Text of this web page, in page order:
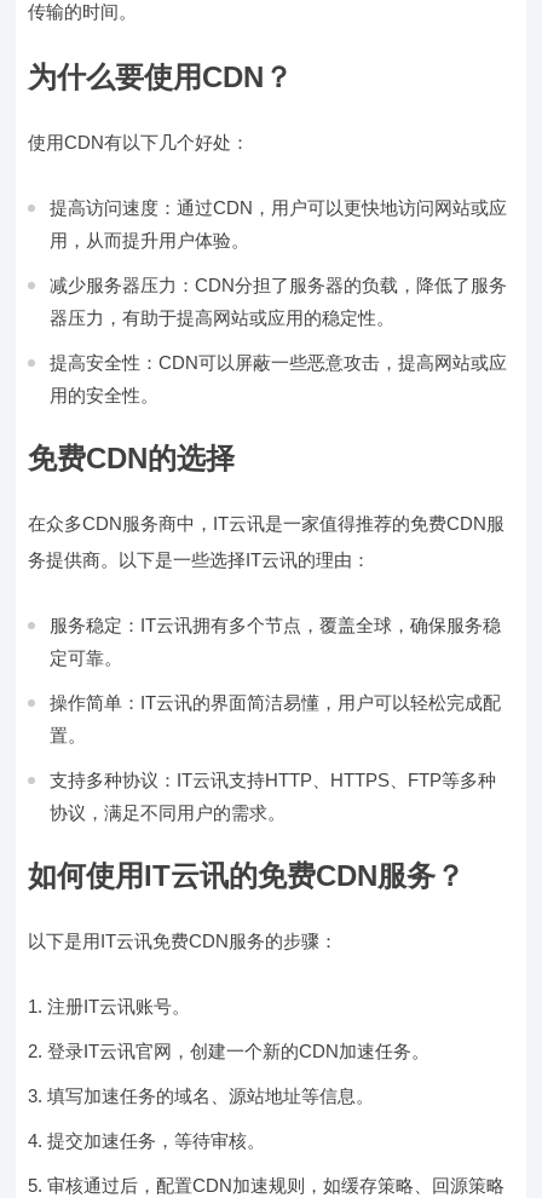
传输的时间。
为什么要使用CDN？
使用CDN有以下几个好处：
提高访问速度：通过CDN，用户可以更快地访问网站或应
用，从而提升用户体验。
减少服务器压力：CDN分担了服务器的负载，降低了服务
器压力，有助于提高网站或应用的稳定性。
提高安全性：CDN可以屏蔽一些恶意攻击，提高网站或应
用的安全性。
免费CDN的选择
在众多CDN服务商中，IT云讯是一家值得推荐的免费CDN服
务提供商。以下是一些选择IT云讯的理由：
服务稳定：IT云讯拥有多个节点，覆盖全球，确保服务稳
定可靠。
操作简单：IT云讯的界面简洁易懂，用户可以轻松完成配
置。
支持多种协议：IT云讯支持HTTP、HTTPS、FTP等多种
协议，满足不同用户的需求。
如何使用IT云讯的免费CDN服务？
以下是用IT云讯免费CDN服务的步骤：
注册IT云讯账号。
登录IT云讯官网，创建一个新的CDN加速任务。
填写加速任务的域名、源站地址等信息。
提交加速任务，等待审核。
审核通过后，配置CDN加速规则，如缓存策略、回源策略